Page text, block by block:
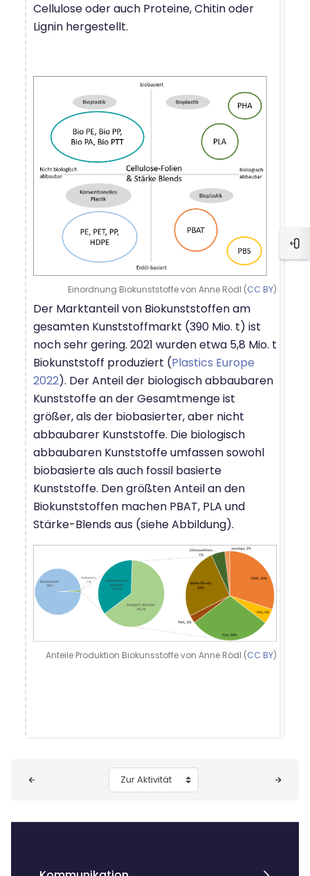
Cellulose oder auch Proteine, Chitin oder
Lignin hergestellt.
Einordnung Biokunststoffe von Anne Rödl (CC BY)
Der Marktanteil von Biokunststoffen am
gesamten Kunststoffmarkt (390 Mio. t) ist
noch sehr gering. 2021 wurden etwa 5,8 Mio. t
Biokunststoff produziert (Plastics Europe
2022). Der Anteil der biologisch abbaubaren
Kunststoffe an der Gesamtmenge ist
größer, als der biobasierter, aber nicht
abbaubarer Kunststoffe. Die biologisch
abbaubaren Kunststoffe umfassen sowohl
biobasierte als auch fossil basierte
Kunststoffe. Den größten Anteil an den
Biokunststoffen machen PBAT, PLA und
Stärke-Blends aus (siehe Abbildung).
Anteile Produktion Biokunsstoffe von Anne Rödl (CC BY)
Zur Aktivität